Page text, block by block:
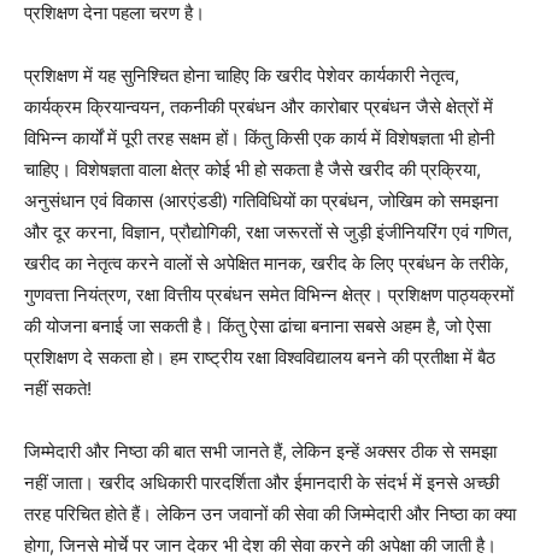
प्रशिक्षण देना पहला चरण है।
प्रशिक्षण में यह सुनिश्चित होना चाहिए कि खरीद पेशेवर कार्यकारी नेतृत्व,
कार्यक्रम क्रियान्वयन, तकनीकी प्रबंधन और कारोबार प्रबंधन जैसे क्षेत्रों में
विभिन्न कार्यों में पूरी तरह सक्षम हों। किंतु किसी एक कार्य में विशेषज्ञता भी होनी
चाहिए। विशेषज्ञता वाला क्षेत्र कोई भी हो सकता है जैसे खरीद की प्रक्रिया,
अनुसंधान एवं विकास (आरएंडडी) गतिविधियों का प्रबंधन, जोखिम को समझना
और दूर करना, विज्ञान, प्रौद्योगिकी, रक्षा जरूरतों से जुड़ी इंजीनियरिंग एवं गणित,
खरीद का नेतृत्व करने वालों से अपेक्षित मानक, खरीद के लिए प्रबंधन के तरीके,
गुणवत्ता नियंत्रण, रक्षा वित्तीय प्रबंधन समेत विभिन्न क्षेत्र। प्रशिक्षण पाठ्यक्रमों
की योजना बनाई जा सकती है। किंतु ऐसा ढांचा बनाना सबसे अहम है, जो ऐसा
प्रशिक्षण दे सकता हो। हम राष्ट्रीय रक्षा विश्वविद्यालय बनने की प्रतीक्षा में बैठ
नहीं सकते!
जिम्मेदारी और निष्ठा की बात सभी जानते हैं, लेकिन इन्हें अक्सर ठीक से समझा
नहीं जाता। खरीद अधिकारी पारदर्शिता और ईमानदारी के संदर्भ में इनसे अच्छी
तरह परिचित होते हैं। लेकिन उन जवानों की सेवा की जिम्मेदारी और निष्ठा का क्या
होगा, जिनसे मोर्चे पर जान देकर भी देश की सेवा करने की अपेक्षा की जाती है।